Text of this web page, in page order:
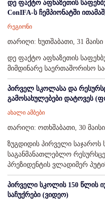
დე ფაქტო აფხაზეთის
ConIFA-ს ჩემპიონატში
რეგიონი
თარიღი: ხუთშაბათი, 31 მაისი
დე ფაქტო აფხაზეთის
მიმდინარე საერთაშორისო
პირველ სკოლასა და
გამოსახულებები დატოვეს
ახალი ამბები
თარიღი: ოთხშაბათი, 30 მაისი
ზუგდიდის პირველი
საგანმანათლებლო
პრეზიდენტის ვლადიმერ
პირველი სკოლის 150 წლის
საჩუქრები (ვიდეო)